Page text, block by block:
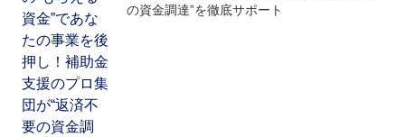
の資金調達”を徹底サポート